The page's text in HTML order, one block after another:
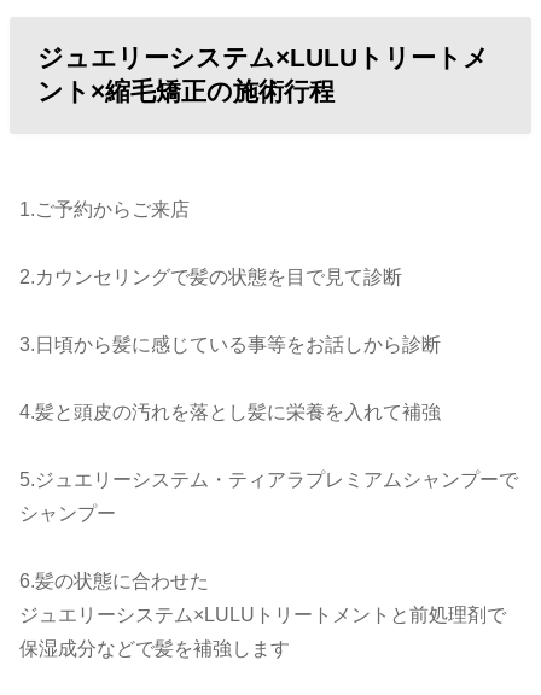
ジュエリーシステム×LULUトリートメ
ント×縮毛矯正の施術行程
1.ご予約からご来店
2.カウンセリングで髪の状態を目で見て診断
3.日頃から髪に感じている事等をお話しから診断
4.髪と頭皮の汚れを落とし髪に栄養を入れて補強
5.ジュエリーシステム・ティアラプレミアムシャンプーで
シャンプー
6.髪の状態に合わせた
ジュエリーシステム×LULUトリートメントと前処理剤で
保湿成分などで髪を補強します